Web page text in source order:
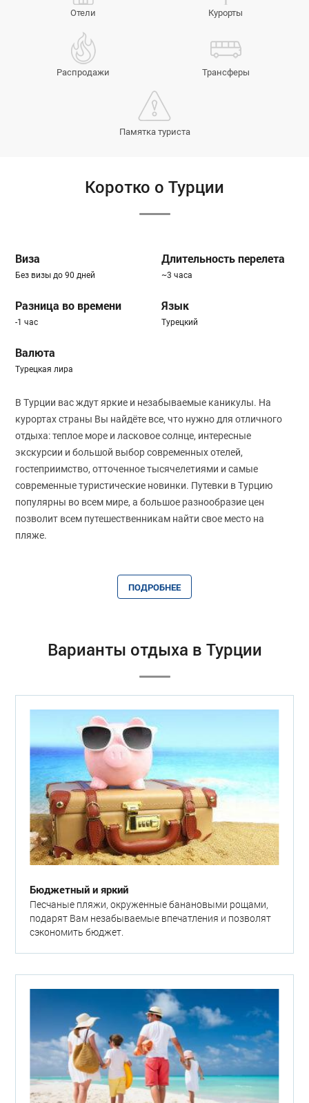
Отели Курорты
Распродажи Трансферы
Памятка туриста
Коротко о Турции
Виза
Без визы до 90 дней
Длительность перелета
~3 часа
Разница во времени
-1 час
Язык
Турецкий
Валюта
Турецкая лира
В Турции вас ждут яркие и незабываемые каникулы. На
курортах страны Вы найдёте все, что нужно для отличного
отдыха: теплое море и ласковое солнце, интересные
экскурсии и большой выбор современных отелей,
гостеприимство, отточенное тысячелетиями и самые
современные туристические новинки. Путевки в Турцию
популярны во всем мире, а большое разнообразие цен
позволит всем путешественникам найти свое место на
пляже.
ПОДРОБНЕЕ
Варианты отдыха в Турции
Бюджетный и яркий
Песчаные пляжи, окруженные банановыми рощами,
подарят Вам незабываемые впечатления и позволят
сэкономить бюджет.